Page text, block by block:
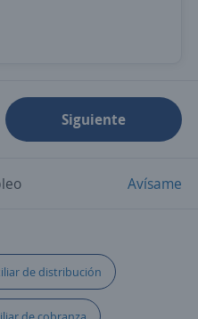
Siguiente
Avísame
de distribución